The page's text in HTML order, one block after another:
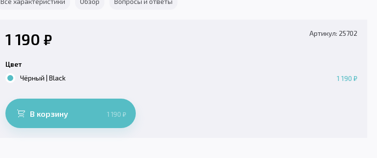
1 190 ₽ Артикул: 25702
Цвет
Чёрный | Black
1 190 ₽
В корзину 1 190 ₽